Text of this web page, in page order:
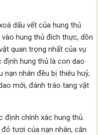
dấu vết của hung thủ
hung thủ đích thực, dồn
quan trọng nhất của vụ
định hung thủ là con dao
nạn nhân đều bị thiêu huỷ,
mới, đánh tráo tang vật
định chính xác hung thủ.
tươi của nạn nhân, căn